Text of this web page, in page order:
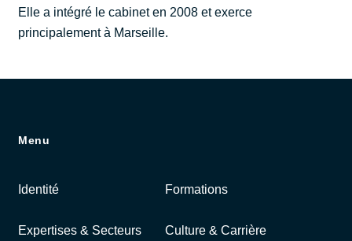
Elle a intégré le cabinet en 2008 et exerce
principalement à Marseille.
Menu
Identité Formations
Expertises & Secteurs Culture & Carrière